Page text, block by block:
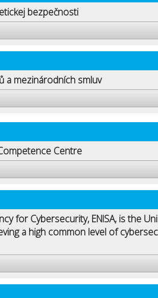
bezpečnosti
a mezinárodních smluv
Centre
for Cybersecurity, ENISA, is the
a high common level of